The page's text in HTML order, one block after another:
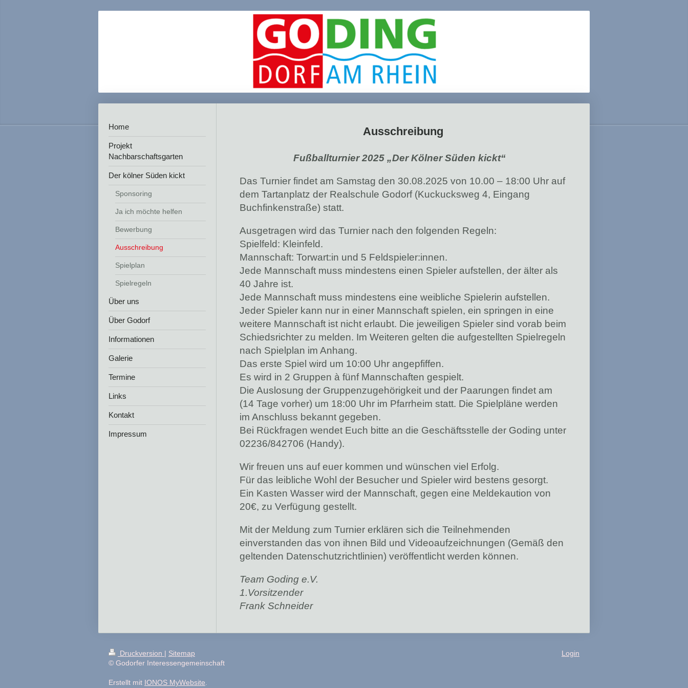
Home
Projekt
Nachbarschaftsgarten
Der kölner Süden kickt
Sponsoring
Ja ich möchte helfen
Bewerbung
Ausschreibung
Spielplan
Spielregeln
Über uns
Über Godorf
Informationen
Galerie
Termine
Links
Kontakt
Impressum
Ausschreibung
Fußballturnier 2025 „Der Kölner Süden kickt“
Das Turnier findet am Samstag den 30.08.2025 von 10.00 – 18:00 Uhr auf
dem Tartanplatz der Realschule Godorf (Kuckucksweg 4, Eingang
Buchfinkenstraße) statt.
Ausgetragen wird das Turnier nach den folgenden Regeln:
Spielfeld: Kleinfeld.
Mannschaft: Torwart:in und 5 Feldspieler:innen.
Jede Mannschaft muss mindestens einen Spieler aufstellen, der älter als
40 Jahre ist.
Jede Mannschaft muss mindestens eine weibliche Spielerin aufstellen.
Jeder Spieler kann nur in einer Mannschaft spielen, ein springen in eine
weitere Mannschaft ist nicht erlaubt. Die jeweiligen Spieler sind vorab beim
Schiedsrichter zu melden. Im Weiteren gelten die aufgestellten Spielregeln
nach Spielplan im Anhang.
Das erste Spiel wird um 10:00 Uhr angepfiffen.
Es wird in 2 Gruppen à fünf Mannschaften gespielt.
Die Auslosung der Gruppenzugehörigkeit und der Paarungen findet am
(14 Tage vorher) um 18:00 Uhr im Pfarrheim statt. Die Spielpläne werden
im Anschluss bekannt gegeben.
Bei Rückfragen wendet Euch bitte an die Geschäftsstelle der Goding unter
02236/842706 (Handy).
Wir freuen uns auf euer kommen und wünschen viel Erfolg.
Für das leibliche Wohl der Besucher und Spieler wird bestens gesorgt.
Ein Kasten Wasser wird der Mannschaft, gegen eine Meldekaution von
20€, zu Verfügung gestellt.
Mit der Meldung zum Turnier erklären sich die Teilnehmenden
einverstanden das von ihnen Bild und Videoaufzeichnungen (Gemäß den
geltenden Datenschutzrichtlinien) veröffentlicht werden können.
Team Goding e.V.
1.Vorsitzender
Frank Schneider
Druckversion | Sitemap
© Godorfer Interessengemeinschaft
Erstellt mit IONOS MyWebsite
Login